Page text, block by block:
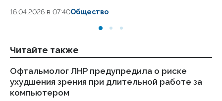
16.04.2026 в 07:40Общество
Читайте также
Офтальмолог ЛНР предупредила о риске
ухудшения зрения при длительной работе за
компьютером